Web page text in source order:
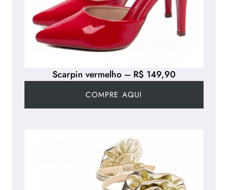
Scarpin vermelho – R$ 149,90
COMPRE AQUI